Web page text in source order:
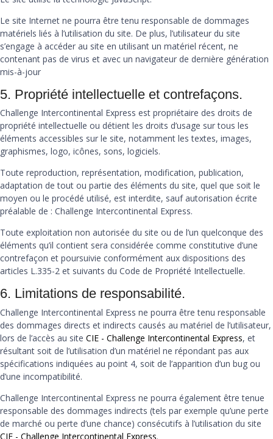
Le site Internet ne pourra être tenu responsable de dommages
matériels liés à l’utilisation du site. De plus, l’utilisateur du site
s’engage à accéder au site en utilisant un matériel récent, ne
contenant pas de virus et avec un navigateur de dernière génération
mis-à-jour
5. Propriété intellectuelle et contrefaçons.
Challenge Intercontinental Express est propriétaire des droits de
propriété intellectuelle ou détient les droits d’usage sur tous les
éléments accessibles sur le site, notamment les textes, images,
graphismes, logo, icônes, sons, logiciels.
Toute reproduction, représentation, modification, publication,
adaptation de tout ou partie des éléments du site, quel que soit le
moyen ou le procédé utilisé, est interdite, sauf autorisation écrite
préalable de : Challenge Intercontinental Express.
Toute exploitation non autorisée du site ou de l’un quelconque des
éléments qu’il contient sera considérée comme constitutive d’une
contrefaçon et poursuivie conformément aux dispositions des
articles L.335-2 et suivants du Code de Propriété Intellectuelle.
6. Limitations de responsabilité.
Challenge Intercontinental Express ne pourra être tenu responsable
des dommages directs et indirects causés au matériel de l’utilisateur,
lors de l’accès au site CIE - Challenge Intercontinental Express, et
résultant soit de l’utilisation d’un matériel ne répondant pas aux
spécifications indiquées au point 4, soit de l’apparition d’un bug ou
d’une incompatibilité.
Challenge Intercontinental Express ne pourra également être tenue
responsable des dommages indirects (tels par exemple qu’une perte
de marché ou perte d’une chance) consécutifs à l’utilisation du site
CIE - Challenge Intercontinental Express.